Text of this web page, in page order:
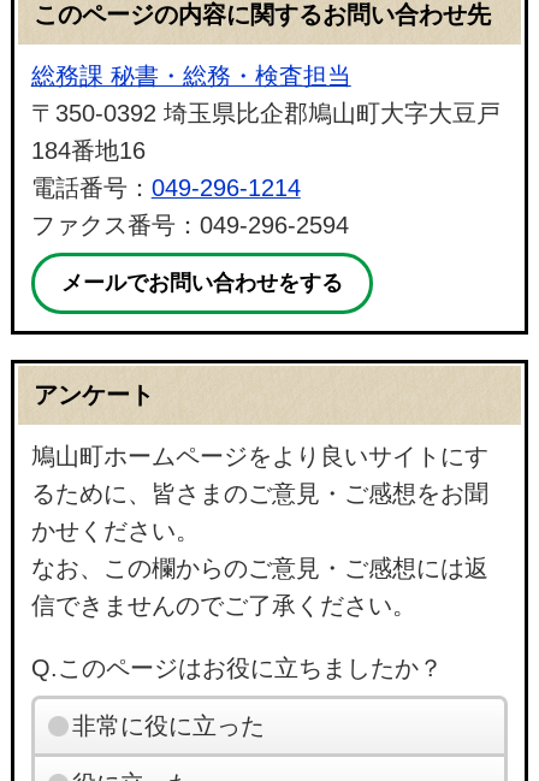
このページの内容に関するお問い合わせ先
総務課 秘書・総務・検査担当
〒350-0392 埼玉県比企郡鳩山町大字大豆戸
184番地16
電話番号： 049-296-1214
ファクス番号：049-296-2594
メールでお問い合わせをする
アンケート
鳩山町ホームページをより良いサイトにす
るために、皆さまのご意見・ご感想をお聞
かせください。
なお、この欄からのご意見・ご感想には返
信できませんのでご了承ください。
Q.このページはお役に立ちましたか？
非常に役に立った